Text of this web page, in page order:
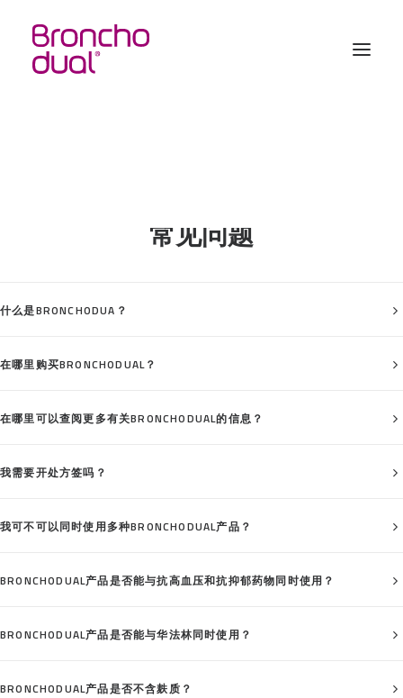
常见问题
什么是BRONCHODUA？
在哪里购买BRONCHODUAL？
在哪里可以查阅更多有关BRONCHODUAL的信息？
我需要开处方签吗？
我可不可以同时使用多种BRONCHODUAL产品？
BRONCHODUAL产品是否能与抗高血压和抗抑郁药物同时使用？
BRONCHODUAL产品是否能与华法林同时使用？
BRONCHODUAL产品是否不含麸质？